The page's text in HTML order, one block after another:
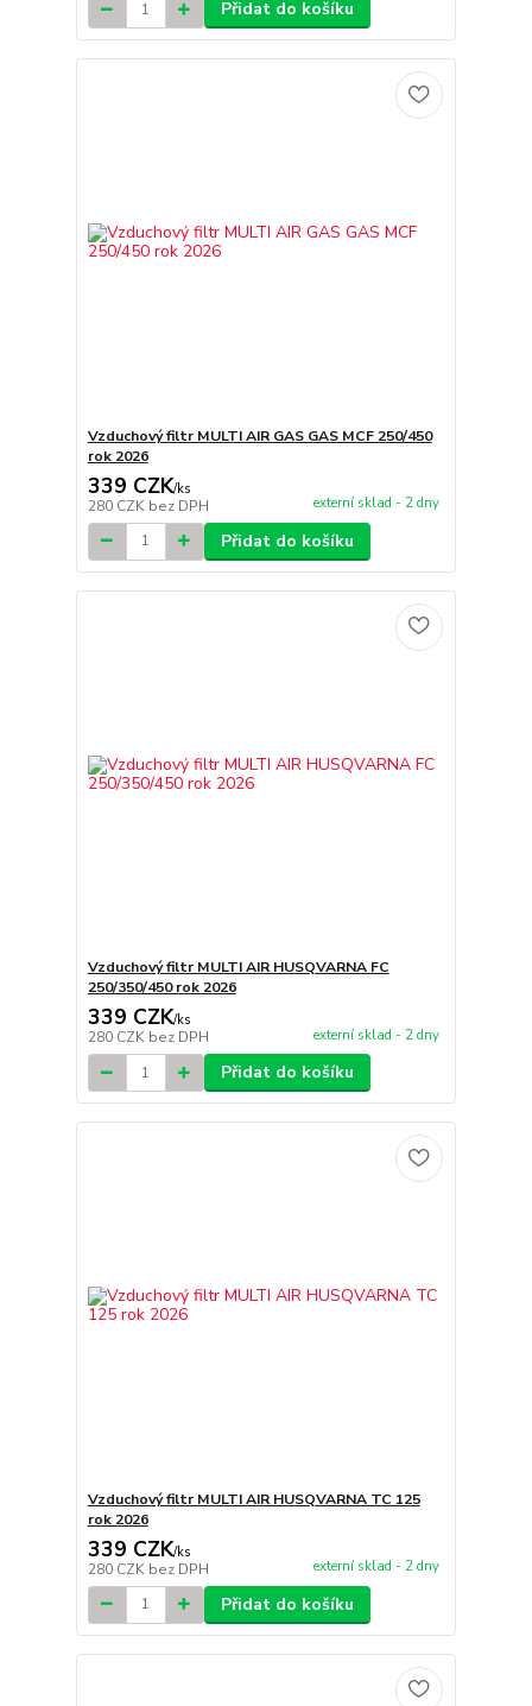
Přidat do košíku
Vzduchový filtr MULTI AIR GAS GAS MCF 250/450
rok 2026
339 CZK/ks
280 CZK bez DPH externí sklad - 2 dny
Přidat do košíku
Vzduchový filtr MULTI AIR HUSQVARNA FC
250/350/450 rok 2026
339 CZK/ks
280 CZK bez DPH externí sklad - 2 dny
Přidat do košíku
Vzduchový filtr MULTI AIR HUSQVARNA TC 125
rok 2026
339 CZK/ks
280 CZK bez DPH externí sklad - 2 dny
Přidat do košíku